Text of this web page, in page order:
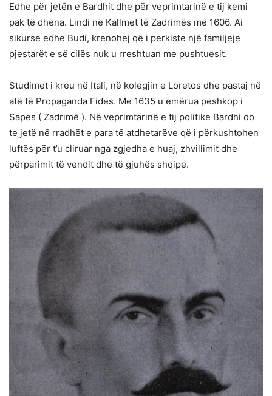
Edhe për jetën e Bardhit dhe për veprimtarinë e tij kemi
pak të dhëna. Lindi në Kallmet të Zadrimës më 1606. Ai
sikurse edhe Budi, krenohej që i perkiste një familjeje
pjestarët e së cilës nuk u rreshtuan me pushtuesit.
Studimet i kreu në Itali, në kolegjin e Loretos dhe pastaj në
atë të Propaganda Fides. Me 1635 u emërua peshkop i
Sapes ( Zadrimë ). Në veprimtarinë e tij politike Bardhi do
te jetë në rradhët e para të atdhetarëve që i përkushtohen
luftës për t’u cliruar nga zgjedha e huaj, zhvillimit dhe
përparimit të vendit dhe të gjuhës shqipe.